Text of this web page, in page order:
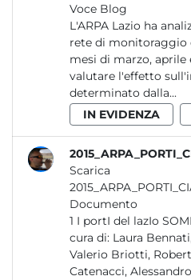
Voce Blog
L'ARPA Lazio ha
rete di monitoraggio
mesi di marzo,
valutare l'effetto
determinato dalla...
IN EVIDENZA
Scarica
Documento
1 I portI del lazIo SOMMARIO I porti del Lazio A
cura di: Laura
Valerio Briotti,
Catenacci,